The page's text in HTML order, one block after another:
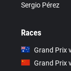
Sergio Pérez
Races
Grand Prix
Grand Prix